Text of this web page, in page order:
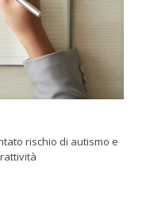
rischio di autismo e